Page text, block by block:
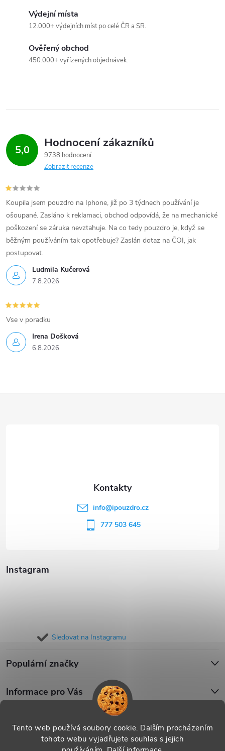
Tento web používá soubory cookie. Dalším procházením
tohoto webu vyjadřujete souhlas s jejich
Výdejní místa
12.000+ výdejních míst po celé ČR a SR.
Ověřený obchod
450.000+ vyřízených objednávek.
5,0 Hodnocení zákazníků
9738 hodnocení
Zobrazit recenze
Ludmila Kučerová
7.8.2026
Koupila jsem pouzdro na Iphone, již po 3 týdnech používání je
ošoupané. Zasláno k reklamaci, obchod odpovídá, že na mechanické
poškození se záruka nevztahuje. Na co tedy pouzdro je, když se
běžným používáním tak opotřebuje? Zaslán dotaz na ČOI, jak
postupovat.
Irena Došková
6.8.2026
Vse v poradku
Instagram
Sledovat na Instagramu
Populární značky
Informace pro Vás
info@ipouzdro.cz
777 503 645